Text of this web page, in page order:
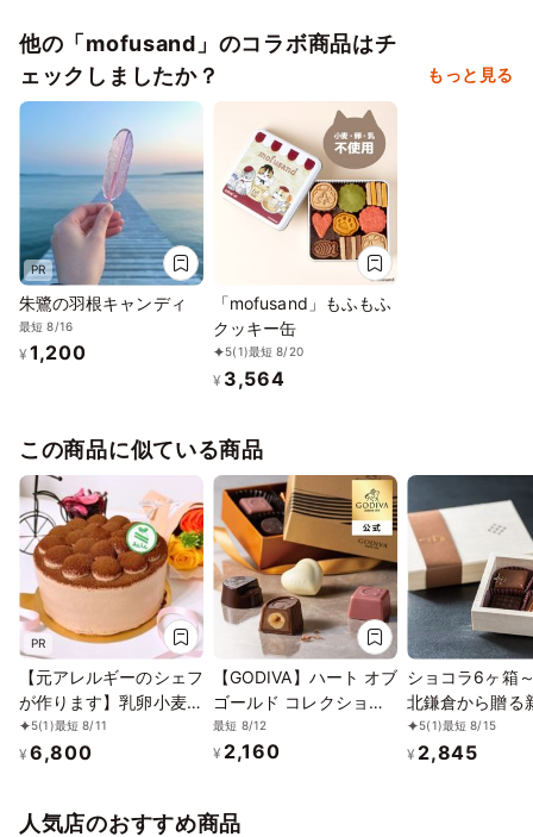
✕ ✕ ✕ ✕ ✕
2/14
✕
15
✕
16
✕ ✕ ✕
20
✕
22
✕
23
✕
24
✕
25
✕
2/28
✕
3/1
✕
2
✕
3 4
✕
他の「mofusand」のコラボ商品はチ
ェックしましたか？
もっと見る
PR
朱鷺の羽根キャンディ
最短 8/16
¥ 1,200
「mofusand」もふもふ
クッキー缶
5(1)最短 8/20
¥ 3,564
この商品に似ている商品
PR
【元アレルギーのシェフ
が作ります】乳卵小麦不
使用／アレルギー対応ケ
ーキ／チョコレートケー
5(1)最短 8/11
¥ 6,800
【GODIVA】ハート オブ
ゴールド コレクション
（6粒入）お中元2026
最短 8/12
¥ 2,160
ショコラ6ヶ箱
北鎌倉から贈る
ョコレートの世
5(1)最短 8/15
¥ 2,845
人気店のおすすめ商品